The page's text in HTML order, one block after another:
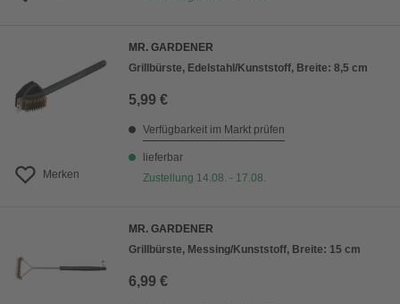
Merken
MR. GARDENER
Grillbürste, Edelstahl/Kunststoff, Breite: 8,5 cm
5,99 €
Verfügbarkeit im Markt prüfen
lieferbar
Zustellung 14.08. - 17.08.
MR. GARDENER
Grillbürste, Messing/Kunststoff, Breite: 15 cm
6,99 €